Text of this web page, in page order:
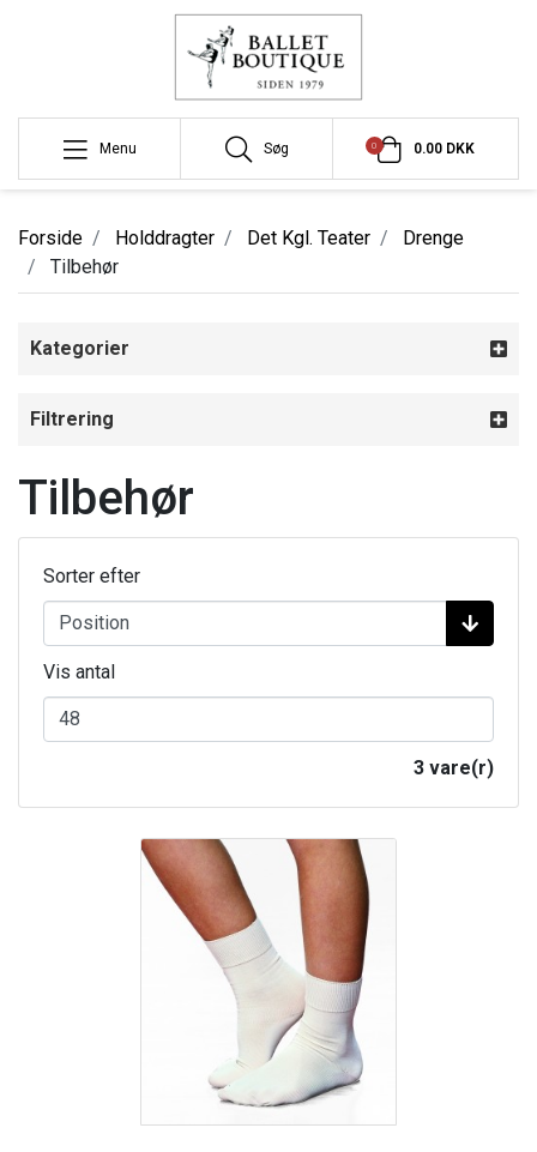
Menu Søg 0 0.00 DKK
Forside Holddragter Det Kgl. Teater
Drenge
Tilbehør
Kategorier
Filtrering
Tilbehør
Sorter efter
Vis antal
3 vare(r)